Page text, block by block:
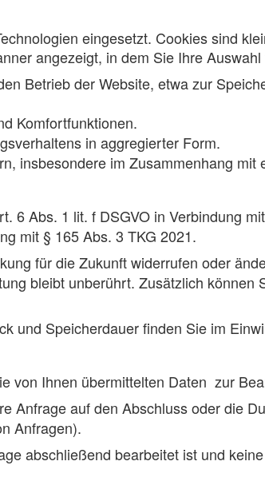
eingesetzt. Cookies sind
angezeigt, in dem Sie Ihre
Betrieb der Website, etwa zur
Komfortfunktionen.
in aggregierter Form.
insbesondere im Zusammenhang mit
6 Abs. 1 lit. f DSGVO in Verbindung
mit § 165 Abs. 3 TKG 2021.
für die Zukunft widerrufen oder
bleibt unberührt. Zusätzlich
und Speicherdauer finden Sie im
von Ihnen übermittelten Daten zur
Anfrage auf den Abschluss oder die
Anfragen).
abschließend bearbeitet ist und